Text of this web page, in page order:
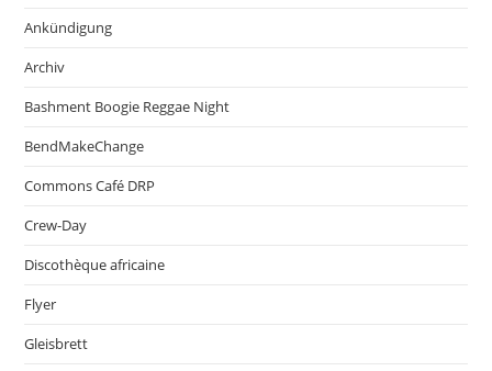
Ankündigung
Archiv
Bashment Boogie Reggae Night
BendMakeChange
Commons Café DRP
Crew-Day
Discothèque africaine
Flyer
Gleisbrett